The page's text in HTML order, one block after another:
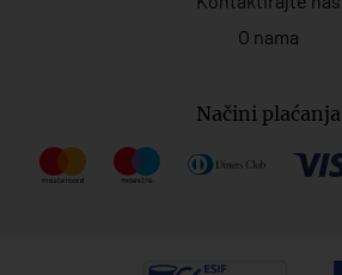
O nama
Načini plaćanja